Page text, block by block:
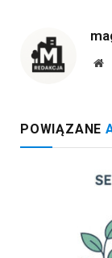
POWIĄZANE